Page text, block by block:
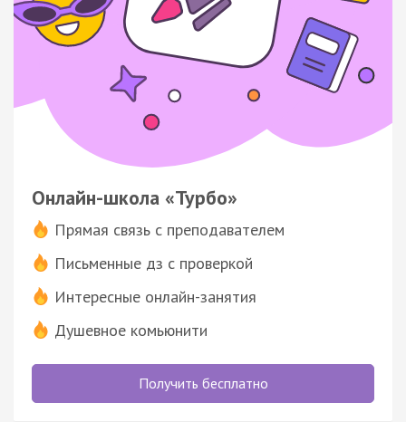
Онлайн-школа «Турбо»
Прямая связь с преподавателем
Письменные дз с проверкой
Интересные онлайн-занятия
Душевное комьюнити
Получить бесплатно